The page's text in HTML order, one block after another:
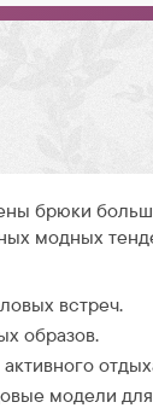
брюки
модных
встреч.
образов.
модели